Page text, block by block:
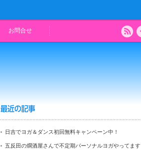
お問合せ
最近の記事
日吉でヨガ＆ダンス初回無料キャンペーン中！
五反田の燗酒屋さんで不定期パーソナルヨガやってます